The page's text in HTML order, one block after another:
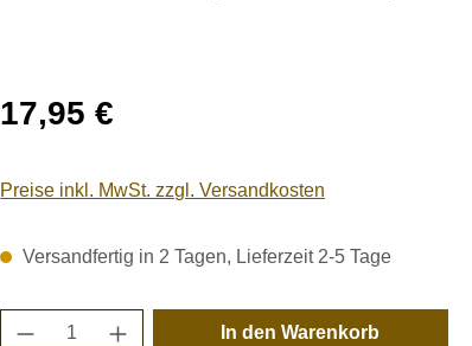
Regulärer Preis:
17,95 €
Preise inkl. MwSt. zzgl. Versandkosten
Versandfertig in 2 Tagen, Lieferzeit 2-5 Tage
Produkt Anzahl: Gib den
In den Warenkorb